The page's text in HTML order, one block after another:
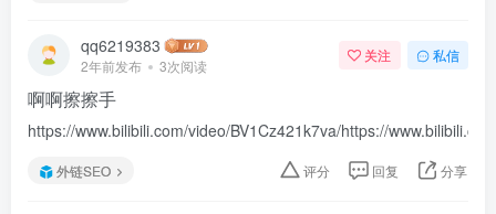
qq6219383
2年前发布 3次阅读
关注 私信
啊啊擦擦手
https://www.bilibili.com/video/BV1Cz421k7va/https://
外链SEO 评分 回复 分享